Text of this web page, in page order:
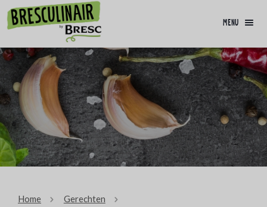
menu
Home Gerechten